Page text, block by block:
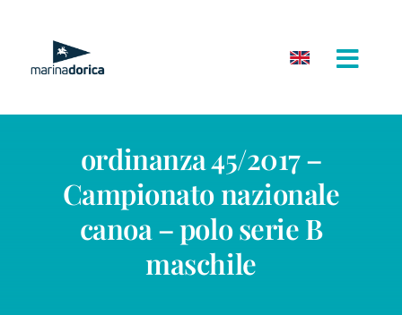
contenuto
ordinanza 45/2017 –
Campionato nazionale
canoa – polo serie B
maschile